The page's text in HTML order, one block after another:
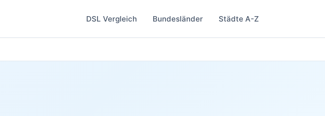
DSL Vergleich Bundesländer Städte A-Z